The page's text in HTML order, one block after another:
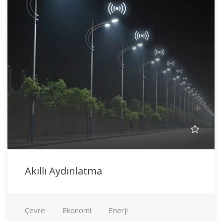
Akıllı Aydınlatma
Çevre Ekonomi Enerji